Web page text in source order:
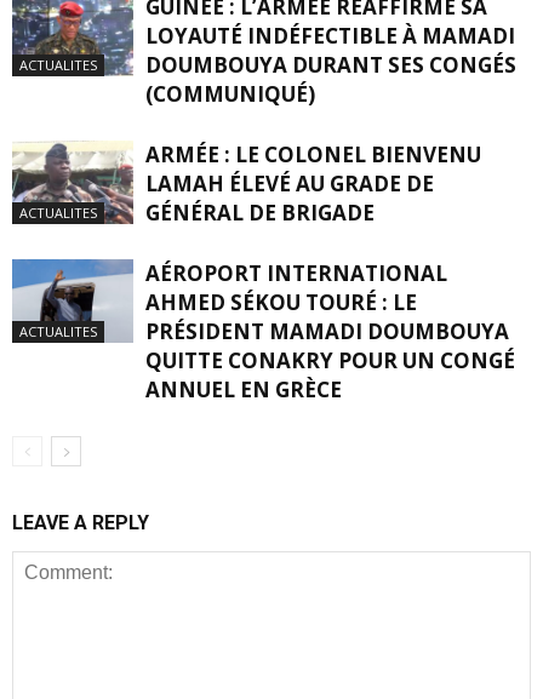
ACTUALITES
GUINÉE : L’ARMÉE RÉAFFIRME SA
LOYAUTÉ INDÉFECTIBLE À MAMADI
DOUMBOUYA DURANT SES CONGÉS
(COMMUNIQUÉ)
ACTUALITES
ARMÉE : LE COLONEL BIENVENU
LAMAH ÉLEVÉ AU GRADE DE
GÉNÉRAL DE BRIGADE
ACTUALITES
AÉROPORT INTERNATIONAL
AHMED SÉKOU TOURÉ : LE
PRÉSIDENT MAMADI DOUMBOUYA
QUITTE CONAKRY POUR UN CONGÉ
ANNUEL EN GRÈCE
LEAVE A REPLY